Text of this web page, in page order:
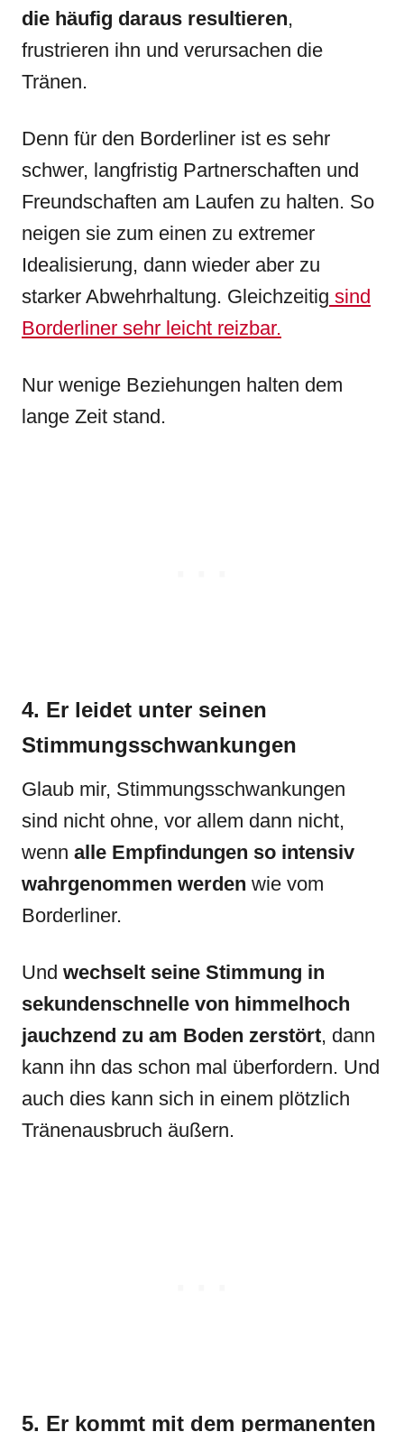
die häufig daraus resultieren,
frustrieren ihn und verursachen die
Tränen.
Denn für den Borderliner ist es sehr
schwer, langfristig Partnerschaften und
Freundschaften am Laufen zu halten. So
neigen sie zum einen zu extremer
Idealisierung, dann wieder aber zu
starker Abwehrhaltung. Gleichzeitig sind
Borderliner sehr leicht reizbar.
Nur wenige Beziehungen halten dem
lange Zeit stand.
4. Er leidet unter seinen
Stimmungsschwankungen
Glaub mir, Stimmungsschwankungen
sind nicht ohne, vor allem dann nicht,
wenn alle Empfindungen so intensiv
wahrgenommen werden wie vom
Borderliner.
Und wechselt seine Stimmung in
sekundenschnelle von himmelhoch
jauchzend zu am Boden zerstört, dann
kann ihn das schon mal überfordern. Und
auch dies kann sich in einem plötzlich
Tränenausbruch äußern.
5. Er kommt mit dem permanenten